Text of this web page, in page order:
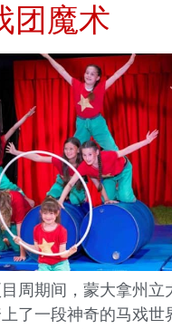
团魔术
周期间，蒙大拿州立
了一段神奇的马戏世